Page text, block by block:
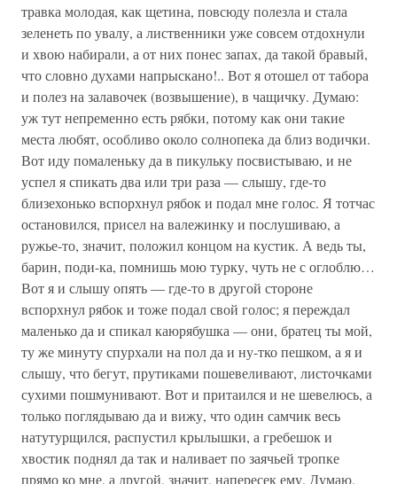
травка молодая, как щетина, повсюду полезла и стала
зеленеть по увалу, а лиственники уже совсем отдохнули
и хвою набирали, а от них понес запах, да такой бравый,
что словно духами напрыскано!.. Вот я отошел от табора
и полез на залавочек (возвышение), в чащичку. Думаю:
уж тут непременно есть рябки, потому как они такие
места любят, особливо около солнопека да близ водички.
Вот иду помаленьку да в пикульку посвистываю, и не
успел я спикать два или три раза — слышу, где-то
близехонько вспорхнул рябок и подал мне голос. Я тотчас
остановился, присел на валежинку и послушиваю, а
ружье-то, значит, положил концом на кустик. А ведь ты,
барин, поди-ка, помнишь мою турку, чуть не с оглоблю…
Вот я и слышу опять — где-то в другой стороне
вспорхнул рябок и тоже подал свой голос; я переждал
маленько да и спикал каюрябушка — они, братец ты мой,
ту же минуту спурхали на пол да и ну-тко пешком, а я и
слышу, что бегут, прутиками пошевеливают, листочками
сухими пошмунивают. Вот и притаился и не шевелюсь, а
только поглядываю да и вижу, что один самчик весь
натутурщился, распустил крылышки, а гребешок и
хвостик поднял да так и наливает по заячьей тропке
прямо ко мне, а другой, значит, напересек ему. Думаю,